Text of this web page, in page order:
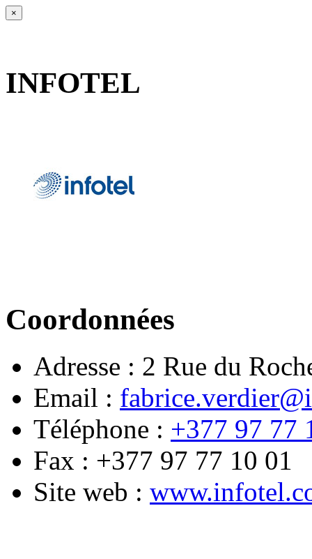
×
INFOTEL
Coordonnées
Adresse : 2 Rue du
Email :
Téléphone : +377 97 77
Fax : +377 97 77 10 01
Site web :